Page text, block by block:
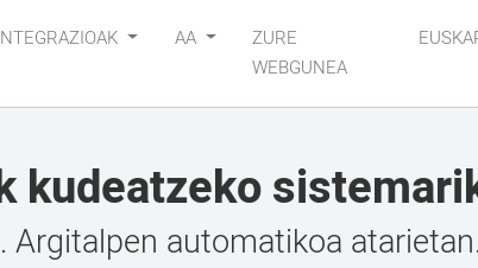
AA
ZURE
WEBGUNEA
kudeatzeko
Argitalpen automatikoa